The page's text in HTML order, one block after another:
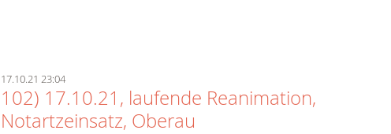
17.10.21 23:04
102) 17.10.21, laufende Reanimation,
Notartzeinsatz, Oberau